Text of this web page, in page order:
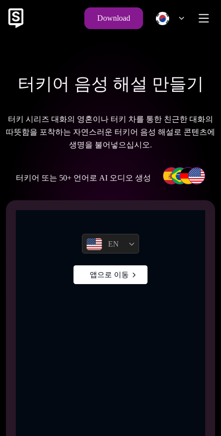
Download
터키어 음성 해설 만들기
터키 시리즈 대화의 영혼이나 터키 차를 통한 친근한 대화의
따뜻함을 포착하는 자연스러운 터키어 음성 해설로 콘텐츠에
생명을 불어넣으십시오.
터키어 또는 50+ 언어로 AI 오디오 생성
EN
앱으로 이동